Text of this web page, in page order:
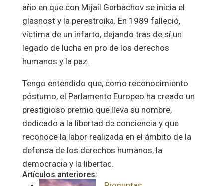
año en que con Mijaíl Gorbachov se inicia el
glasnost y la perestroika. En 1989 falleció,
víctima de un infarto, dejando tras de sí un
legado de lucha en pro de los derechos
humanos y la paz.
Tengo entendido que, como reconocimiento
póstumo, el Parlamento Europeo ha creado un
prestigioso premio que lleva su nombre,
dedicado a la libertad de conciencia y que
reconoce la labor realizada en el ámbito de la
defensa de los derechos humanos, la
democracia y la libertad.
Artículos anteriores: